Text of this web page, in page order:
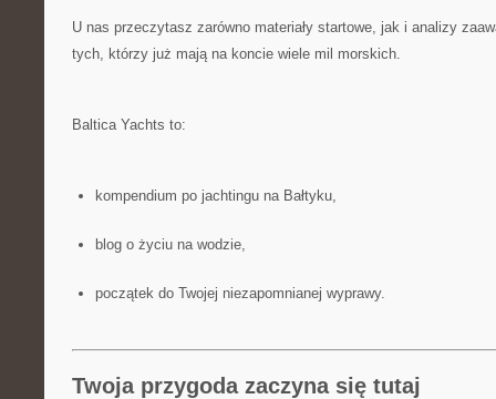
U nas przeczytasz zarówno materiały startowe, jak i analizy
tych, którzy już mają na koncie wiele mil morskich.
Baltica Yachts to:
kompendium po jachtingu na Bałtyku,
blog o życiu na wodzie,
początek do Twojej niezapomnianej wyprawy.
Twoja przygoda zaczyna się tutaj